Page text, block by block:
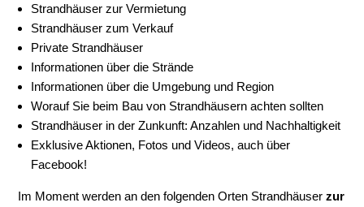
Strandhäuser zur Vermietung
Strandhäuser zum Verkauf
Private Strandhäuser
Informationen über die Strände
Informationen über die Umgebung und Region
Worauf Sie beim Bau von Strandhäusern achten sollten
Strandhäuser in der Zunkunft: Anzahlen und Nachhaltigkeit
Exklusive Aktionen, Fotos und Videos, auch über
Facebook!
Im Moment werden an den folgenden Orten Strandhäuserzur